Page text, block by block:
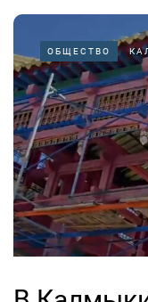
ОБЩЕСТВО